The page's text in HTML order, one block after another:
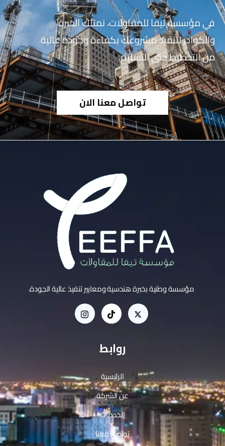
في مؤسسة تيفا للمقاولات، نمتلك الخبرة
والكوادر لتنفيذ مشروعك بكفاءة وجودة عالية
من التخطيط حتى التسليم.
تواصل معنا الان
مؤسسة وطنية بخبرة هندسية ومعايير تنفيذ عالية الجودة.
روابط
الرئيسية
عن الشركة
الخدمات
تواصل معنا